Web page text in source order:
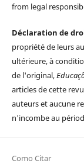
from legal
Déclaration de
propriété de leurs
ultérieure, à
de l'original,
articles de cette
auteurs et aucune
n'incombe au
Como Citar